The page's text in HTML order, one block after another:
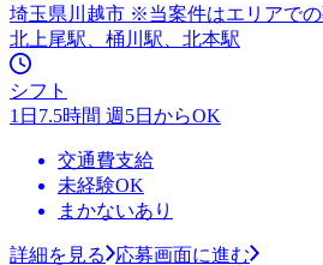
埼玉県川越市 ※当案件はエリアでの
北上尾駅、桶川駅、北本駅
シフト
1日7.5時間 週5日からOK
交通費支給
未経験OK
まかないあり
詳細を見る
応募画面に進む